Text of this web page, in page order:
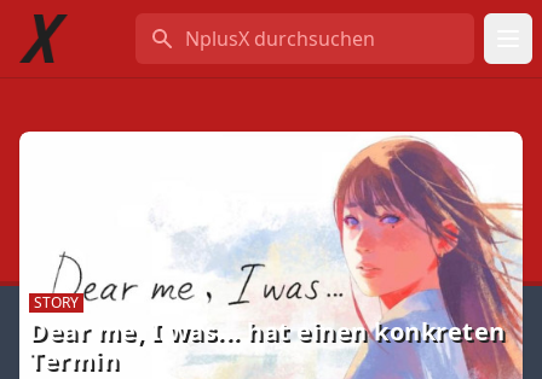
NplusX durchsuchen
STORY
Dear me, I was... hat einen konkreten
Termin